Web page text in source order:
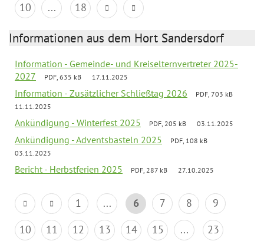
10
... 18
Informationen aus dem Hort Sandersdorf
Information - Gemeinde- und Kreiselternvertreter 2025-
2027
PDF, 635 kB 17.11.2025
Information - Zusätzlicher Schließtag 2026
PDF, 703 kB
11.11.2025
Ankündigung - Winterfest 2025 PDF, 205 kB 03.11.2025
Ankündigung - Adventsbasteln 2025
PDF, 108 kB
03.11.2025
Bericht - Herbstferien 2025 PDF, 287 kB 27.10.2025
1 ... 6 7 8
9
10
11 12 13 14 15 ... 23